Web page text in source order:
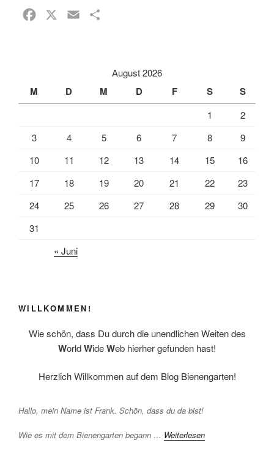
o
n
August 2026
M D M D F S S
1
2
3
4 5 6 7 8
9
10
11 12 13 14 15
16
17
18 19 20 21 22
23
24
25 26 27 28 29
30
31
« Juni
WILLKOMMEN!
Wie schön, dass Du durch die unendlichen Weiten des
WorldWideWeb hierher gefunden hast!
Herzlich Willkommen auf dem Blog Bienengarten!
Hallo, mein Name ist Frank. Schön, dass du da bist!
Wie es mit dem Bienengarten begann … Weiterlesen